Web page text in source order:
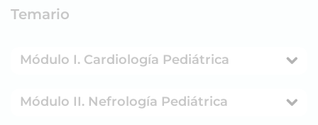
Temario
Módulo I. Cardiología Pediátrica
Módulo II. Nefrología Pediátrica